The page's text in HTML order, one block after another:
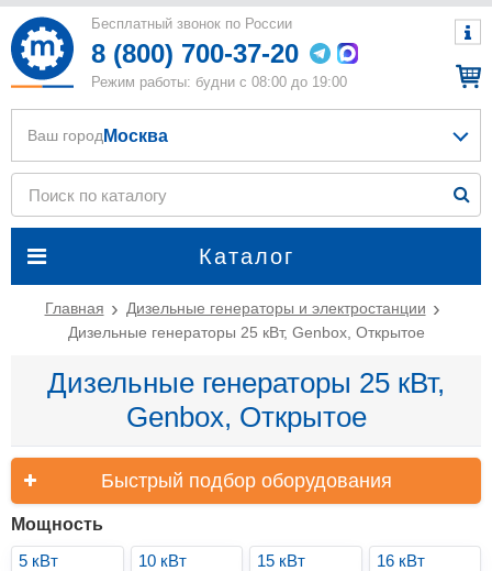
Бесплатный звонок по России
8 (800) 700-37-20
Режим работы: будни с 08:00 до 19:00
Каталог
Ваш город Москва
Главная
Дизельные генераторы и электростанции
Дизельные генераторы 25 кВт, Genbox, Открытое
Дизельные генераторы 25 кВт,
Genbox, Открытое
Быстрый подбор оборудования
Мощность
5 кВт
10 кВт 15 кВт
16 кВт